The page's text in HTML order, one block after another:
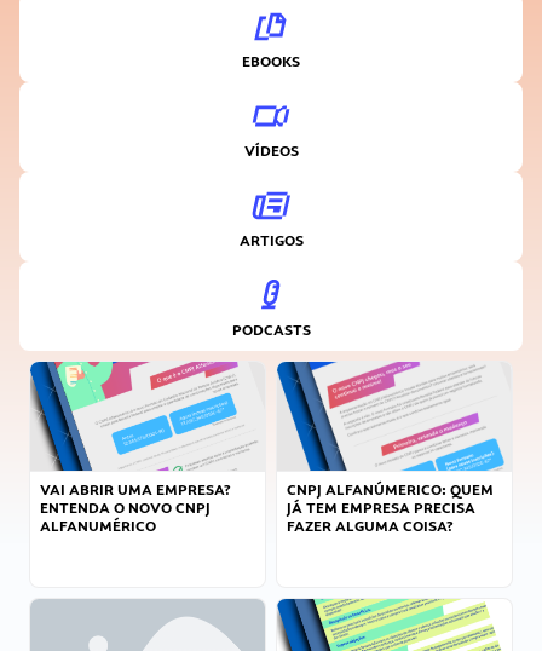
EBOOKS
VÍDEOS
ARTIGOS
PODCASTS
VAI ABRIR UMA EMPRESA?
ENTENDA O NOVO CNPJ
ALFANUMÉRICO
CNPJ ALFANÚMERICO: QUEM
JÁ TEM EMPRESA PRECISA
FAZER ALGUMA COISA?